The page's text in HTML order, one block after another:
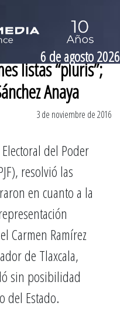
6 de agosto 2026
listas “pluris”;
Anaya
3 de noviembre de 2016
del Poder
resolvió las
en cuanto a la
Carmen Ramírez
de Tlaxcala,
sin posibilidad
del Estado.